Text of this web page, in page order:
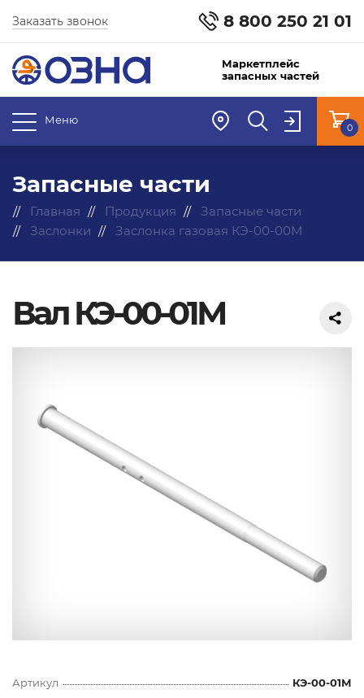
8 800 250 21 01
Заказать звонок
Маркетплейс
запасных частей
Меню
0
Запасные части
Главная Продукция
Запасные части
Заслонки
Заслонка газовая КЭ-00-00М
Вал КЭ-00-01М
Артикул
КЭ-00-01М